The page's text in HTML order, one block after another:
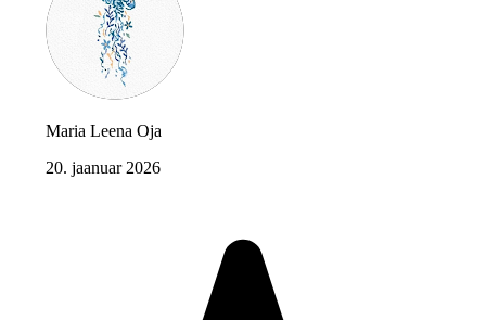
Maria Leena Oja
20. jaanuar 2026